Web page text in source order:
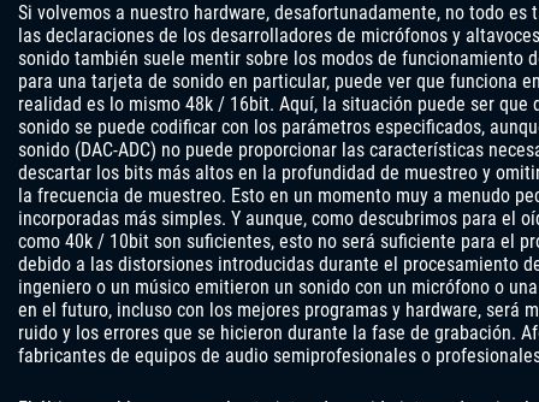
Si volvemos a nuestro hardware, desafortunadamente, no todo es
las declaraciones de los desarrolladores de micrófonos y
sonido también suele mentir sobre los modos de funcionamiento
para una tarjeta de sonido en particular, puede ver que funciona
realidad es lo mismo 48k / 16bit. Aquí, la situación puede ser que
sonido se puede codificar con los parámetros especificados,
sonido (DAC-ADC) no puede proporcionar las características
descartar los bits más altos en la profundidad de muestreo y
la frecuencia de muestreo. Esto en un momento muy a menudo
incorporadas más simples. Y aunque, como descubrimos para el
como 40k / 10bit son suficientes, esto no será suficiente para el
debido a las distorsiones introducidas durante el procesamiento
ingeniero o un músico emitieron un sonido con un micrófono o
en el futuro, incluso con los mejores programas y hardware, será
ruido y los errores que se hicieron durante la fase de grabación.
fabricantes de equipos de audio semiprofesionales o